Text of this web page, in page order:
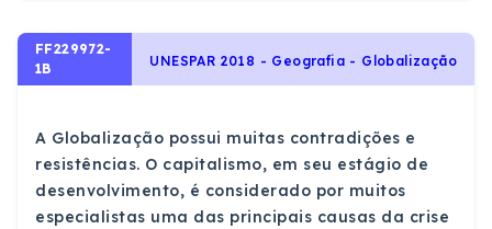
FF229972-
1B
UNESPAR 2018 - Geografia - Globalização
A Globalização possui muitas contradições e
resistências. O capitalismo, em seu estágio de
desenvolvimento, é considerado por muitos
especialistas uma das principais causas da crise